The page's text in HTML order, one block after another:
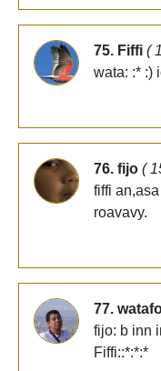
75. Fiffi (
wata: :* :)
76. fijo (
fiffi
roavavy.
77.
fijo: b inn
Fiffi::*:*:*